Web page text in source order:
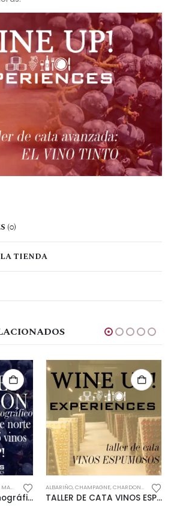
(0)
TIENDA
,D.O. PENEDÉS,D.O. SOMONTANO,D.O. UCLÉS DE 200
Taller de cata monográfico CABERNET SAUVIGNON
ALBARIÑO,CHAMPAGNE,CHARDONNAY ,
TALLER DE CATA VINOS ESPUMOSOS